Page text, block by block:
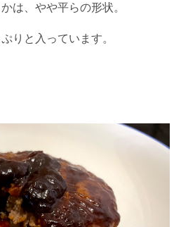
は、やや平らの形状。
りと入っています。